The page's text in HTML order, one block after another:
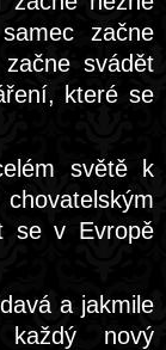
začne
svádět
které se
světě k
se v Evropě
a jakmile
nový